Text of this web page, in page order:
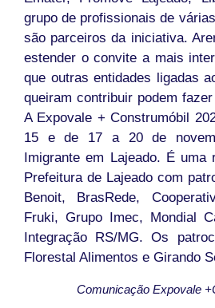
grupo de profissionais de
são parceiros da iniciativa.
estender o convite a mais
que outras entidades ligadas
queiram contribuir podem
A Expovale + Construmóbil
15 e de 17 a 20 de
Imigrante em Lajeado. É uma
Prefeitura de Lajeado com
Benoit, BrasRede,
Fruki, Grupo Imec, Mondial
Integração RS/MG. Os
Florestal Alimentos e Girando
Comunicação Expovale